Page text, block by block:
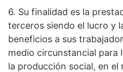
6. Su finalidad es la
terceros siendo el lucro y
beneficios a sus
medio circunstancial para
la producción social, en el